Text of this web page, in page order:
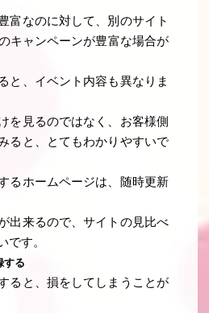
富なのに対して、別のサイト
キャンペーンが豊富な場合が
と、イベント内容も異なりま
を見るのではなく、お客様側
ると、とてもわかりやすいで
るホームページは、随時更新
出来るので、サイトの見比べ
です。
する
ると、損をしてしまうことが